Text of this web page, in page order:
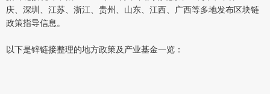
庆、深圳、江苏、浙江、贵州、山东、江西、广西等多地发布区块链
政策指导信息。
以下是锌链接整理的地方政策及产业基金一览：